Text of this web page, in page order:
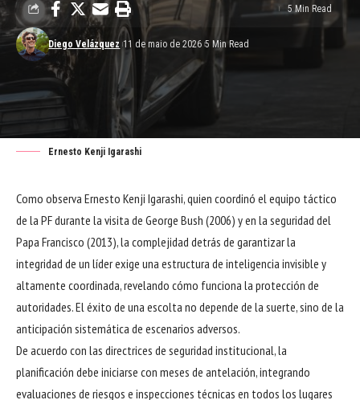
Diego Velázquez 11 de maio de 2026 5 Min Read
5 Min Read
Ernesto Kenji Igarashi
Como observa Ernesto Kenji Igarashi, quien coordinó el equipo táctico
de la PF durante la visita de George Bush (2006) y en la seguridad del
Papa Francisco (2013), la complejidad detrás de garantizar la
integridad de un líder exige una estructura de inteligencia invisible y
altamente coordinada, revelando cómo funciona la protección de
autoridades. El éxito de una escolta no depende de la suerte, sino de la
anticipación sistemática de escenarios adversos.
De acuerdo con las directrices de seguridad institucional, la
planificación debe iniciarse con meses de antelación, integrando
evaluaciones de riesgos e inspecciones técnicas en todos los lugares